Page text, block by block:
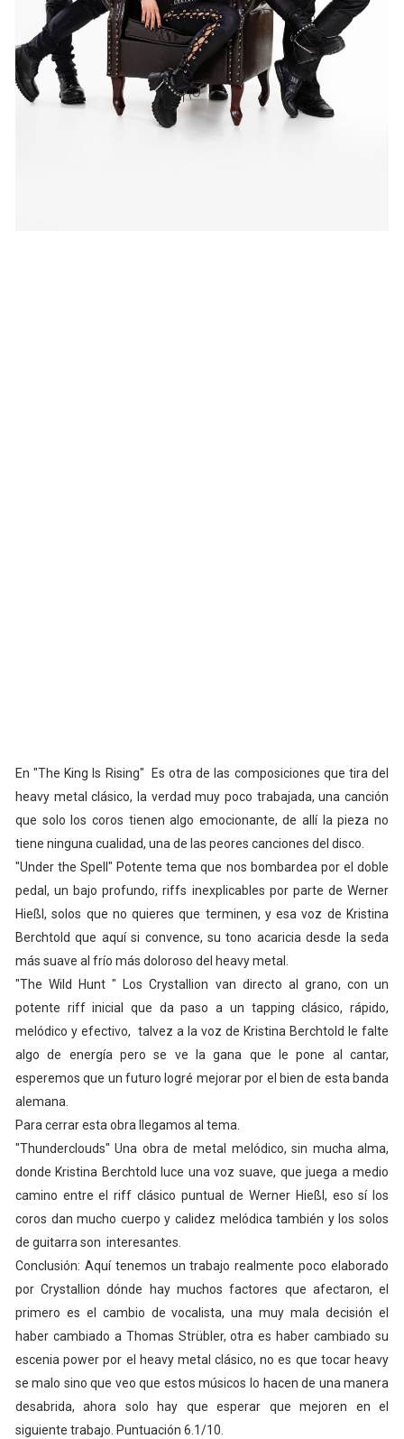
En "The King Is Rising" Es otra de las composiciones que tira del
heavy metal clásico, la verdad muy poco trabajada, una canción
que solo los coros tienen algo emocionante, de allí la pieza no
tiene ninguna cualidad, una de las peores canciones del disco.
"Under the Spell" Potente tema que nos bombardea por el doble
pedal, un bajo profundo, riffs inexplicables por parte de Werner
Hießl, solos que no quieres que terminen, y esa voz de Kristina
Berchtold que aquí si convence, su tono acaricia desde la seda
más suave al frío más doloroso del heavy metal.
"The Wild Hunt " Los Crystallion van directo al grano, con un
potente riff inicial que da paso a un tapping clásico, rápido,
melódico y efectivo, talvez a la voz de Kristina Berchtold le falte
algo de energía pero se ve la gana que le pone al cantar,
esperemos que un futuro logré mejorar por el bien de esta banda
alemana.
Para cerrar esta obra llegamos al tema.
"Thunderclouds" Una obra de metal melódico, sin mucha alma,
donde Kristina Berchtold luce una voz suave, que juega a medio
camino entre el riff clásico puntual de Werner Hießl, eso sí los
coros dan mucho cuerpo y calidez melódica también y los solos
de guitarra son interesantes.
Conclusión: Aquí tenemos un trabajo realmente poco elaborado
por Crystallion dónde hay muchos factores que afectaron, el
primero es el cambio de vocalista, una muy mala decisión el
haber cambiado a Thomas Strübler, otra es haber cambiado su
escenia power por el heavy metal clásico, no es que tocar heavy
se malo sino que veo que estos músicos lo hacen de una manera
desabrida, ahora solo hay que esperar que mejoren en el
siguiente trabajo. Puntuación 6.1/10.